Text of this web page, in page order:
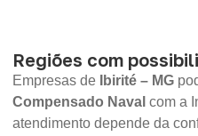
Regiões com
Empresas de Ibirité – MG
Compensado Naval com a
atendimento depende da